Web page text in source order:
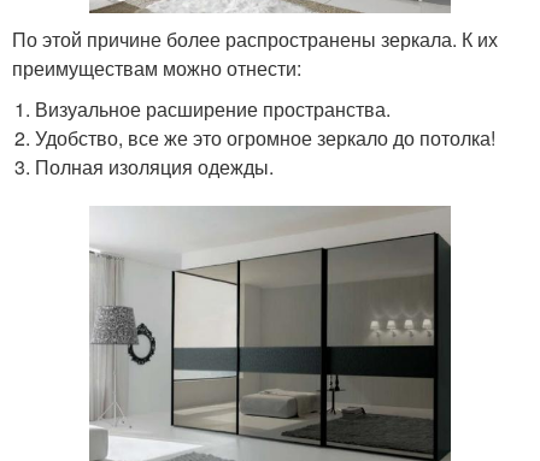
По этой причине более распространены зеркала. К их
преимуществам можно отнести:
Визуальное расширение пространства.
Удобство, все же это огромное зеркало до потолка!
Полная изоляция одежды.